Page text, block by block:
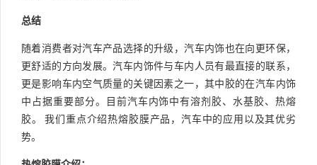
总结
随着消费者对汽车产品选择的升级，汽车内饰也在向更环保，
更舒适的方向发展。汽车内饰件与车内人员有最直接的联系，
更是影响车内空气质量的关键因素之一，其中胶的在汽车内饰
中占据重要部分。目前汽车内饰中有溶剂胶、水基胶、热熔
胶。 我们重点介绍热熔胶膜产品，汽车中的应用以及其优劣
势。